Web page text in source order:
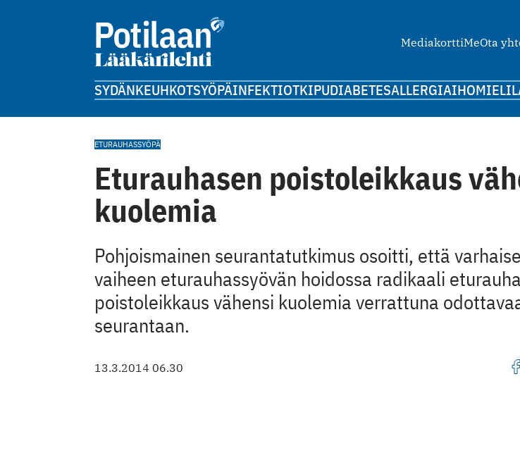
MediakorttiMeOta
SYDÄNKEUHKOTSYÖPÄINFEKTIOTKIPUDIABETESALLERGIAIHOMIELI
ETURAUHASSYÖPÄ
Eturauhasen poistoleikkaus
kuolemia
Pohjoismainen seurantatutkimus osoitti, että
vaiheen eturauhassyövän hoidossa radikaali
poistoleikkaus vähensi kuolemia verrattuna
seurantaan.
13.3.2014 06.30